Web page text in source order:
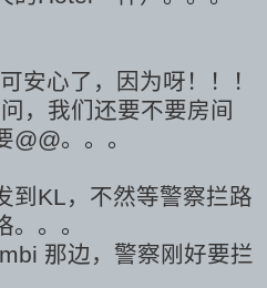
安心了，因为呀！！！
，我们还要不要房间
。。。
到KL，不然等警察拦路
。。
那边，警察刚好要拦